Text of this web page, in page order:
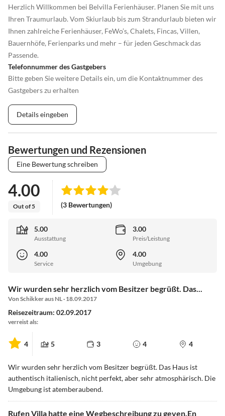
Herzlich Willkommen bei Belvilla Ferienhäuser. Planen Sie mit uns
Ihren Traumurlaub. Vom Skiurlaub bis zum Strandurlaub bieten wir
Ihnen zahlreiche Ferienhäuser, FeWo’s, Chalets, Fincas, Villen,
Bauernhöfe, Ferienparks und mehr – für jeden Geschmack das
Passende.
Telefonnummer des Gastgebers
Bitte geben Sie weitere Details ein, um die Kontaktnummer des
Gastgebers zu erhalten
Details eingeben
Bewertungen und Rezensionen
Eine Bewertung schreiben
4.00
Out of 5 (3 Bewertungen)
5.00
Ausstattung
3.00
Preis/Leistung
4.00
Service
4.00
Umgebung
Wir wurden sehr herzlich vom Besitzer begrüßt. Das...
Von Schikker aus NL · 18.09.2017
Reisezeitraum: 02.09.2017
verreist als:
4 5 3 4 4
Wir wurden sehr herzlich vom Besitzer begrüßt. Das Haus ist
authentisch italienisch, nicht perfekt, aber sehr atmosphärisch. Die
Umgebung ist atemberaubend.
Rufen Villa hatte eine Wegbeschreibung zu geven.En